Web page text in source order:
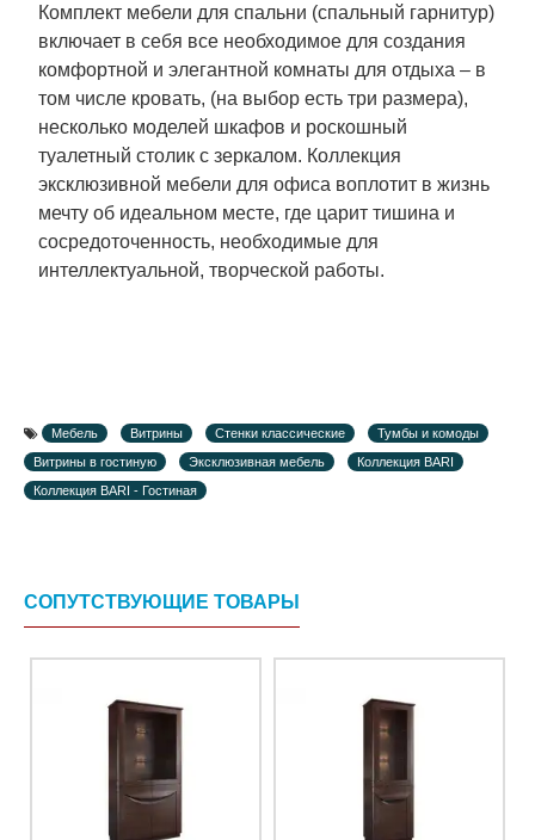
Комплект мебели для спальни (спальный гарнитур)
включает в себя все необходимое для создания
комфортной и элегантной комнаты для отдыха – в
том числе кровать, (на выбор есть три размера),
несколько моделей шкафов и роскошный
туалетный столик с зеркалом. Коллекция
эксклюзивной мебели для офиса воплотит в жизнь
мечту об идеальном месте, где царит тишина и
сосредоточенность, необходимые для
интеллектуальной, творческой работы.
Мебель Витрины Стенки классические
Тумбы и комоды
Витрины в гостиную
Эксклюзивная мебель
Коллекция BARI
Коллекция BARI - Гостиная
СОПУТСТВУЮЩИЕ ТОВАРЫ